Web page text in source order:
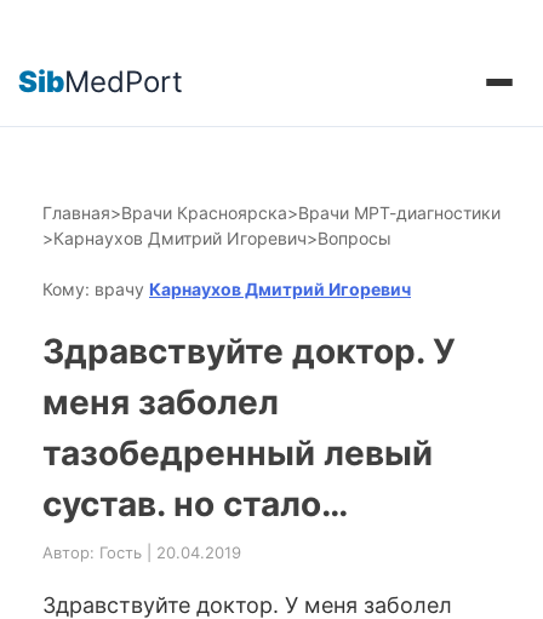
SibMedPort
Главная>Врачи Красноярска>Врачи МРТ-диагностики
>Карнаухов Дмитрий Игоревич>Вопросы
Кому: врачу Карнаухов Дмитрий Игоревич
Здравствуйте доктор. У
меня заболел
тазобедренный левый
сустав. но стало…
Автор: Гость | 20.04.2019
Здравствуйте доктор. У меня заболел